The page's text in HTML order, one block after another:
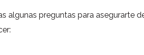
preguntas para asegurarte